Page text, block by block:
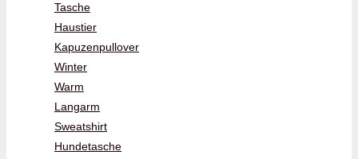
Tasche
Haustier
Kapuzenpullover
Winter
Warm
Langarm
Sweatshirt
Hundetasche